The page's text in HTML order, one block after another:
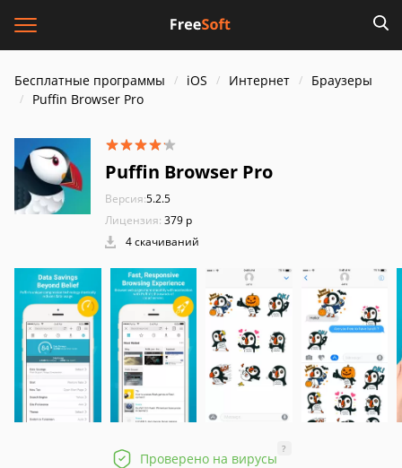
Бесплатные программы iOS Интернет
Браузеры
Puffin Browser Pro
Puffin Browser Pro
Версия:5.2.5
Лицензия: 379 р
4 скачиваний
Проверено на вирусы
?